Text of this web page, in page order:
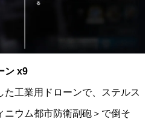
ン x9
た工業用ドローンで、ステルス
ニウム都市防衛副砲＞で倒そ